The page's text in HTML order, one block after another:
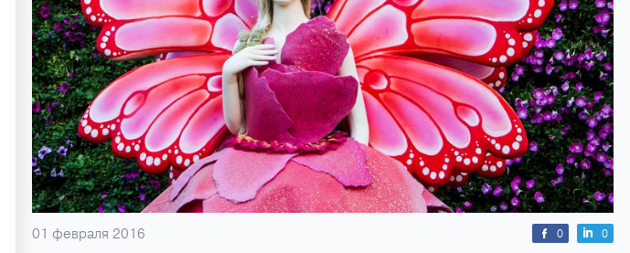
01 февраля 2016 0 0